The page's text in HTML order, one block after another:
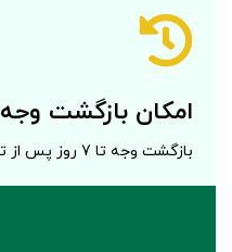
امکان بازگشت وجه
بازگشت وجه تا 7 روز پس از تحویل